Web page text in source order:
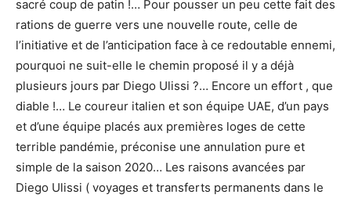
sacré coup de patin !… Pour pousser un peu cette fait des
rations de guerre vers une nouvelle route, celle de
l’initiative et de l’anticipation face à ce redoutable ennemi,
pourquoi ne suit-elle le chemin proposé il y a déjà
plusieurs jours par Diego Ulissi ?… Encore un effort , que
diable !… Le coureur italien et son équipe UAE, d’un pays
et d’une équipe placés aux premières loges de cette
terrible pandémie, préconise une annulation pure et
simple de la saison 2020… Les raisons avancées par
Diego Ulissi ( voyages et transferts permanents dans le